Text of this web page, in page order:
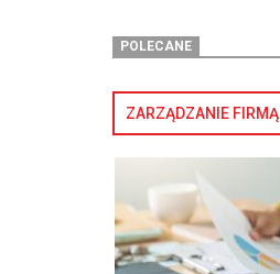
POLECANE
ZARZĄDZANIE FIRMĄ